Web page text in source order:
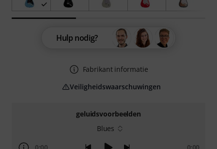
geluidsvoorbeelden
Blues
Hulp nodig?
Fabrikant informatie
Veiligheidswaarschuwingen